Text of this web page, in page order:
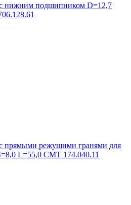
с нижним подшипником D=12,7
с прямыми режущими гранями для
L=55,0 CMT 174.040.11